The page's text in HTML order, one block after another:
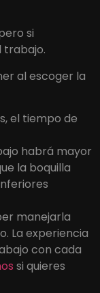
si
trabajo.
al escoger la
el tiempo de
habrá mayor
la boquilla
manejarla
La experiencia
con cada
si quieres